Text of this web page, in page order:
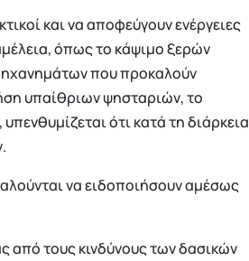
και να αποφεύγουν ενέργειες
όπως το κάψιμο ξερών
που προκαλούν
υπαίθριων ψησταριών, το
ότι κατά τη διάρκεια
να ειδοποιήσουν αμέσως
από τους κινδύνους των δασικών